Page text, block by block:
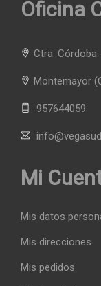
Oficina
Ctra. Córdoba
Montemayor
957644059
Mi
Mis datos
Mis direcciones
Mis pedidos